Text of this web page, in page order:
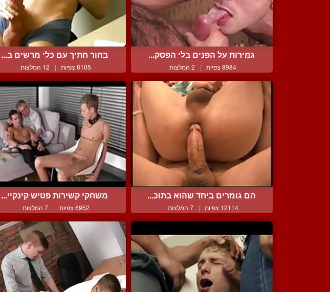
גמירות על הפנים בלי הפסק...
8984 צפיות | 2 המלצות
בחור חתיך עם כלי מרשים ב...
8105 צפיות | 12 המלצות
הם גומרים ביחד שהוא בתוכ...
12114 צפיות | 7 המלצות
משחקי קשירות פטיש קינקיי...
6952 צפיות | 7 המלצות